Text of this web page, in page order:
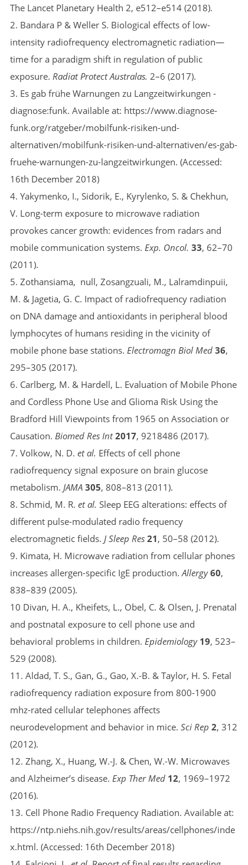
The Lancet Planetary Health 2, e512–e514 (2018).
2. Bandara P & Weller S. Biological effects of low-
intensity radiofrequency electromagnetic radiation—
time for a paradigm shift in regulation of public
exposure. Radiat Protect Australas. 2–6 (2017).
3. Es gab frühe Warnungen zu Langzeitwirkungen -
diagnose:funk. Available at: https://www.diagnose-
funk.org/ratgeber/mobilfunk-risiken-und-
alternativen/mobilfunk-risiken-und-alternativen/es-gab-
fruehe-warnungen-zu-langzeitwirkungen. (Accessed:
16th December 2018)
4. Yakymenko, I., Sidorik, E., Kyrylenko, S. & Chekhun,
V. Long-term exposure to microwave radiation
provokes cancer growth: evidences from radars and
mobile communication systems. Exp. Oncol. 33, 62–70
(2011).
5. Zothansiama, null, Zosangzuali, M., Lalramdinpuii,
M. & Jagetia, G. C. Impact of radiofrequency radiation
on DNA damage and antioxidants in peripheral blood
lymphocytes of humans residing in the vicinity of
mobile phone base stations. Electromagn Biol Med 36,
295–305 (2017).
6. Carlberg, M. & Hardell, L. Evaluation of Mobile Phone
and Cordless Phone Use and Glioma Risk Using the
Bradford Hill Viewpoints from 1965 on Association or
Causation. Biomed Res Int 2017, 9218486 (2017).
7. Volkow, N. D. et al. Effects of cell phone
radiofrequency signal exposure on brain glucose
metabolism. JAMA 305, 808–813 (2011).
8. Schmid, M. R. et al. Sleep EEG alterations: effects of
different pulse-modulated radio frequency
electromagnetic fields. J Sleep Res 21, 50–58 (2012).
9. Kimata, H. Microwave radiation from cellular phones
increases allergen-specific IgE production.Allergy 60,
838–839 (2005).
10 Divan, H. A., Kheifets, L., Obel, C. & Olsen, J. Prenatal
and postnatal exposure to cell phone use and
behavioral problems in children. Epidemiology 19, 523–
529 (2008).
11. Aldad, T. S., Gan, G., Gao, X.-B. & Taylor, H. S. Fetal
radiofrequency radiation exposure from 800-1900
mhz-rated cellular telephones affects
neurodevelopment and behavior in mice. Sci Rep 2, 312
(2012).
12. Zhang, X., Huang, W.-J. & Chen, W.-W. Microwaves
and Alzheimer’s disease. Exp Ther Med 12, 1969–1972
(2016).
13. Cell Phone Radio Frequency Radiation. Available at:
https://ntp.niehs.nih.gov/results/areas/cellphones/inde
x.html. (Accessed: 16th December 2018)